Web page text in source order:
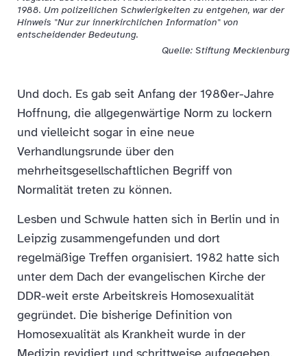
Quelle: Stiftung Mecklenburg
1988. Um polizeilichen Schwierigkeiten zu entgehen, war der
Hinweis "Nur zur innerkirchlichen Information" von
entscheidender Bedeutung.
Und doch. Es gab seit Anfang der 1980er-Jahre
Hoffnung, die allgegenwärtige Norm zu lockern
und vielleicht sogar in eine neue
Verhandlungsrunde über den
mehrheitsgesellschaftlichen Begriff von
Normalität treten zu können.
Lesben und Schwule hatten sich in Berlin und in
Leipzig zusammengefunden und dort
regelmäßige Treffen organisiert. 1982 hatte sich
unter dem Dach der evangelischen Kirche der
DDR-weit erste Arbeitskreis Homosexualität
gegründet. Die bisherige Definition von
Homosexualität als Krankheit wurde in der